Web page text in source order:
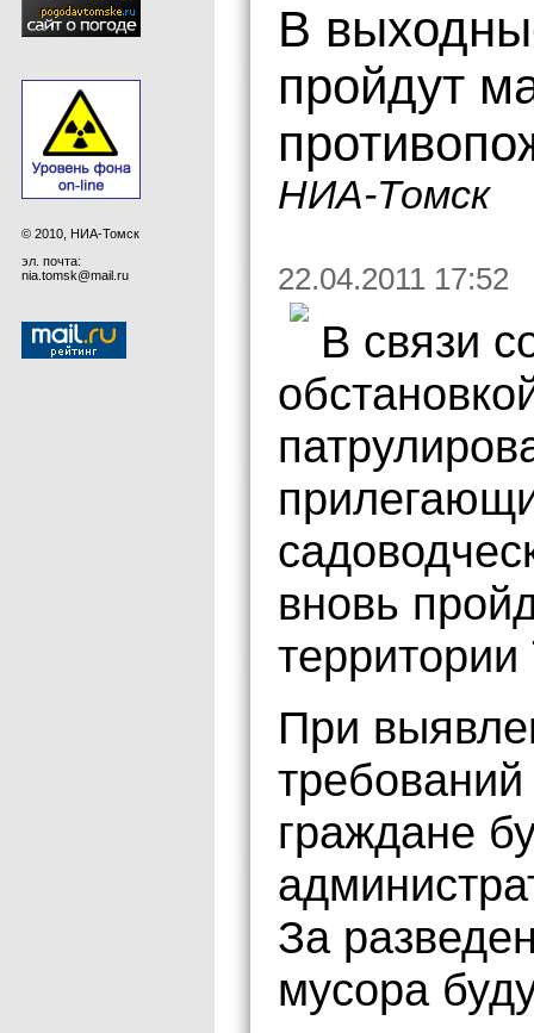
© 2010, НИА-Томск
эл. почта:
nia.tomsk@mail.ru
В
пройдут
НИА-Томск
22.04.2011 17:52
В связи
вновь
При
граждане
За
мусора